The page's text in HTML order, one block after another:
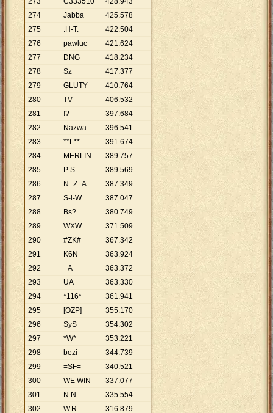
274
Jabba 425.578
275
.H-T. 422.504
276
pawluc 421.624
277
DNG 418.234
278
Sz 417.377
279
GLUTY 410.764
280
TV 406.532
281
!? 397.684
282
Nazwa 396.541
283
**L** 391.674
284
MERLIN 389.757
285
P S 389.569
286
N=Z=A= 387.349
287
S-i-W 387.047
288
Bs? 380.749
289
WXW 371.509
290
#ZK# 367.342
291
K6N 363.924
292
_A_ 363.372
293
UA 363.330
294
*116* 361.941
295
[OZP] 355.170
296
SyS 354.302
297
*W* 353.221
298
bezi 344.739
299
=SF= 340.521
300
WE WIN 337.077
301
N.N 335.554
302
W.R. 316.879